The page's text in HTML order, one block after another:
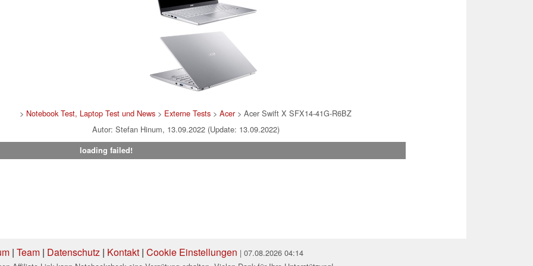
> Notebook Test, Laptop Test und News > Externe Tests >Acer> Acer Swift X SFX14-41G-R6BZ
Autor: Stefan Hinum, 13.09.2022 (Update: 13.09.2022)
loading failed!
| Team | Datenschutz | Kontakt | Cookie Einstellungen | 07.08.2026 04:14